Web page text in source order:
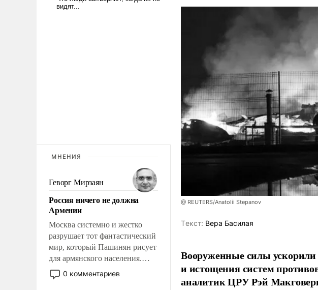
МНЕНИЯ
Геворг Мирзаян
Россия ничего не должна
Армении
Москва системно и жестко
разрушает тот фантастический
мир, который Пашинян рисует
для армянского населения.
Мир, где этому населению все
должны просто по
0 комментариев
@ REUTERS/Anatolii Stepanov
Tекст: Вера Басилая
Вооруженные силы
и истощения систем
аналитик ЦРУ Рэй